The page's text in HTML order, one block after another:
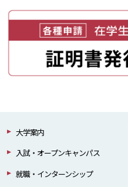
大学案内
入試・オープンキャンパス
就職・インターンシップ